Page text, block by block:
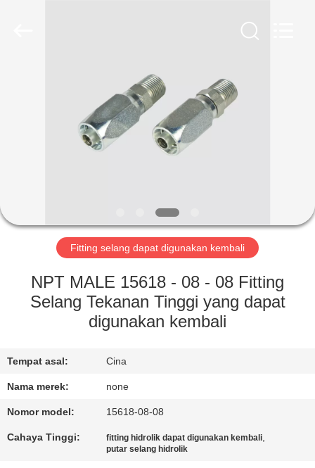
PRODUK
TUR
PABRIK
KONTROL
KUALITAS
HUBUNGI
KAMI
PERMINTAAN
PENAWARAN
Fitting selang dapat digunakan kembali
NPT MALE 15618 - 08 - 08 Fitting
Selang Tekanan Tinggi yang dapat
digunakan kembali
Tempat asal: Cina
Nama merek: none
Nomor model: 15618-08-08
Cahaya Tinggi: fitting hidrolik dapat digunakan kembali,
putar selang hidrolik